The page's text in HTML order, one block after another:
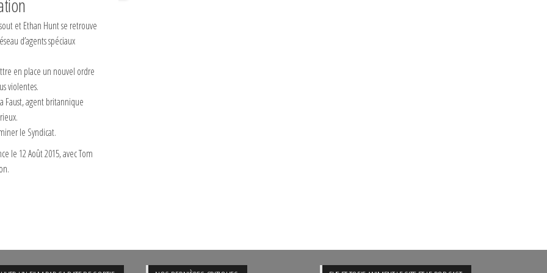
et Ethan Hunt se retrouve
d’agents spéciaux
en place un nouvel ordre
violentes.
Faust, agent britannique
le Syndicat.
le 12 Août 2015, avec Tom